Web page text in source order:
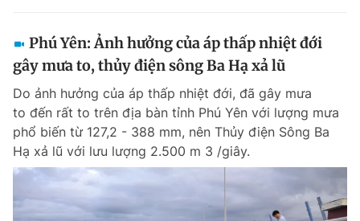
Phú Yên: Ảnh hưởng của áp thấp nhiệt đới
gây mưa to, thủy điện sông Ba Hạ xả lũ
Do ảnh hưởng của áp thấp nhiệt đới, đã gây mưa
to đến rất to trên địa bàn tỉnh Phú Yên với lượng mưa
phổ biến từ 127,2 - 388 mm, nên Thủy điện Sông Ba
Hạ xả lũ với lưu lượng 2.500 m 3 /giây.